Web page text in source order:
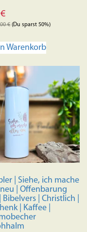
€
€(Du sparst 50%)
Warenkorb
| Siehe, ich mache
| Offenbarung
Bibelvers | Christlich |
| Kaffee |